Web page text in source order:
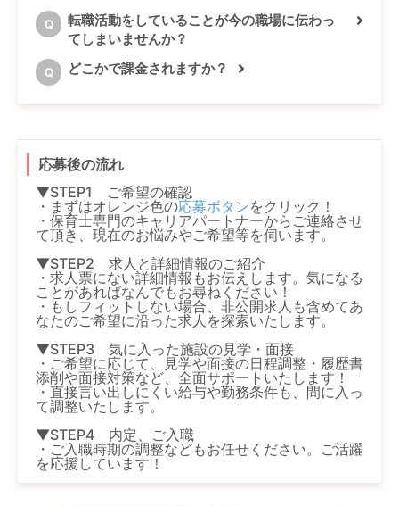
Q
転職活動をしていることが今の職場に伝わっ
てしまいませんか？
Q どこかで課金されますか？
応募後の流れ
▼STEP1 ご希望の確認
・まずはオレンジ色の応募ボタンをクリック！
・保育士専門のキャリアパートナーからご連絡させ
て頂き、現在のお悩みやご希望等を伺います。
▼STEP2 求人と詳細情報のご紹介
・求人票にない詳細情報もお伝えします。気になる
ことがあればなんでもお尋ねください！
・もしフィットしない場合、非公開求人も含めてあ
なたのご希望に沿った求人を探索いたします。
▼STEP3 気に入った施設の見学・面接
・ご希望に応じて、見学や面接の日程調整・履歴書
添削や面接対策など、全面サポートいたします！
・直接言い出しにくい給与や勤務条件も、間に入っ
て調整いたします。
▼STEP4 内定、ご入職
・ご入職時期の調整などもお任せください。ご活躍
を応援しています！